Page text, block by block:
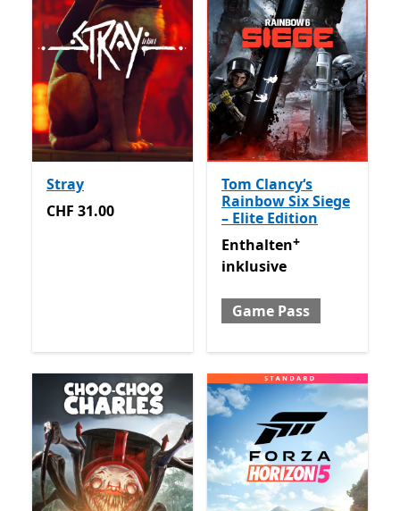
Stray
CHF 31.00
CHF 31.00
Tom Clancy‘s
Rainbow Six Siege
– Elite Edition
Enthalten inklusive Game
Enthalten+
inklusive
Game Pass